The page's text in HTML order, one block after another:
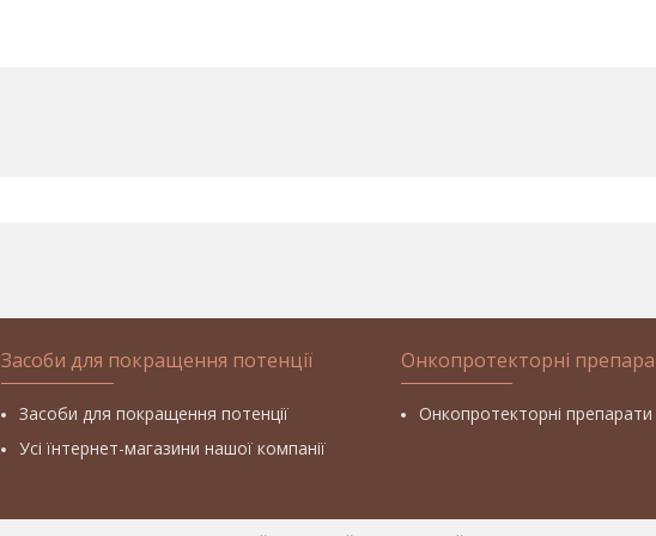
Засоби для покращення потенції
Засоби для покращення потенції
Усі їнтернет-магазини нашої компанії
Онкопротекторні
Онкопротекторні препарати